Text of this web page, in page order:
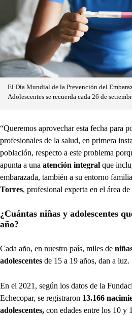
El Día Mundial de la Prevención del
Adolescentes se recuerda cada 26 de
“Queremos aprovechar esta fecha para
profesionales de la salud, en primera
población, respecto a este problema
apunta a una atención integral que
embarazada, también a su entorno
Torres, profesional experta en el área de
¿Cuántas niñas y adolescentes
año?
Cada año, en nuestro país, miles de
adolescentes de 15 a 19 años, dan a luz.
En el 2021, según los datos de la
Echecopar, se registraron 13.166
adolescentes, con edades entre los 10 y